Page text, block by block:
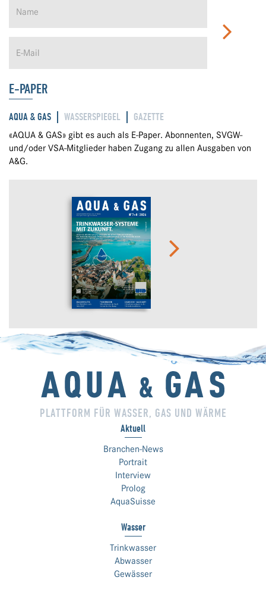
E-PAPER
AQUA & GAS WASSERSPIEGEL GAZETTE
«AQUA & GAS» gibt es auch als E-Paper. Abonnenten, SVGW-
und/oder VSA-Mitglieder haben Zugang zu allen Ausgaben von
A&G.
PLATTFORM FÜR WASSER, GAS UND WÄRME
Aktuell
Branchen-News
Portrait
Interview
Prolog
AquaSuisse
Wasser
Trinkwasser
Abwasser
Gewässer